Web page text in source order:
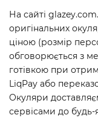
На сайті
оригінальних
ціною (розмір
обговорюється з
готівкою при
LiqPay або
Окуляри
сервісами до будь-